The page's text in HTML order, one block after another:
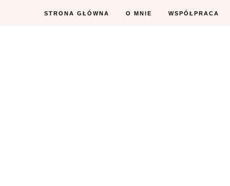
STRONA GŁÓWNA O MNIE WSPÓŁPRACA